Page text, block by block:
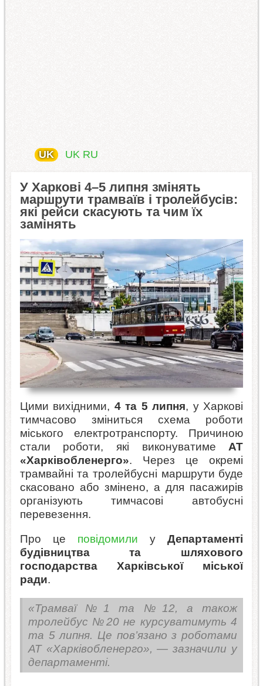
UK UK RU
У Харкові 4–5 липня змінять
маршрути трамваїв і тролейбусів:
які рейси скасують та чим їх
замінять
Цими вихідними, 4 та 5 липня, у Харкові
тимчасово зміниться схема роботи
міського електротранспорту. Причиною
стали роботи, які виконуватимеАТ
«Харківобленерго». Через це окремі
трамвайні та тролейбусні маршрути буде
скасовано або змінено, а для пасажирів
організують тимчасові автобусні
перевезення.
Про це повідомили уДепартаменті
будівництва та шляхового
господарства Харківської міської
ради.
«Трамваї №1 та №12, а також
тролейбус №20 не курсуватимуть 4
та 5 липня. Це пов’язано з роботами
АТ «Харківобленерго», — зазначили у
департаменті.